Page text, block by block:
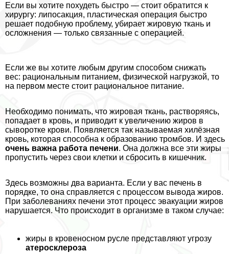
Если вы хотите похудеть быстро — стоит обратится к
хирургу: липосакция, пластическая операция быстро
решает подобную проблему, убирает жировую ткань и
осложнения — только связанные с операцией.
Если же вы хотите любым другим способом снижать
вес: рациональным питанием, физической нагрузкой, то
на первом месте стоит рациональное питание.
Необходимо понимать, что жировая ткань, растворяясь,
попадает в кровь, и приводит к увеличению жиров в
сыворотке крови. Появляется так называемая хилёзная
кровь, которая способна к образованию тромбов. И здесь
очень важна работа печени. Она должна все эти жиры
пропустить через свои клетки и сбросить в кишечник.
Здесь возможны два варианта. Если у вас печень в
порядке, то она справляется с процессом вывода жиров.
При заболеваниях печени этот процесс эвакуации жиров
нарушается. Что происходит в организме в таком случае:
жиры в кровеносном русле представляют угрозу
атеросклероза